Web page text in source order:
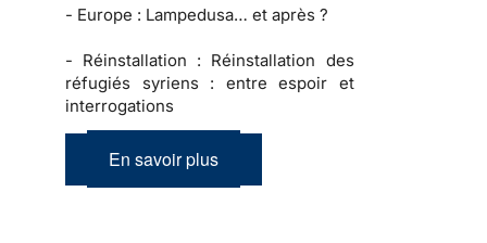
- Europe : Lampedusa… et après ?
- Réinstallation : Réinstallation des
réfugiés syriens : entre espoir et
interrogations
En savoir plus